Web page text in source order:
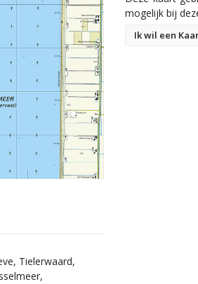
Tielerwaard,
mogelijk bij
Ik wil een